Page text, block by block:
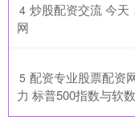
4 炒股配资交流 今天
网
5 配资专业股票配资
力 标普500指数与软